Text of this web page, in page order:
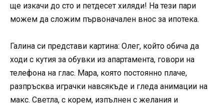
ще изкачи до сто и петдесет хиляди! На тези пари
можем да сложим първоначален внос за ипотека.
Галина си представи картина: Олег, който обича да
ходи с кутия за обувки из апартамента, говори на
телефона на глас. Мара, която постоянно плаче,
разпръсква играчки навсякъде и гледа анимации на
макс. Светла, с корем, изпълнен с желания и